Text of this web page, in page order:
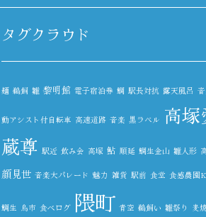
タグクラウド
麺 鵜飼 雛 黎明館 電子宿泊券 鯛 駅長対抗 露天風呂
動アシスト付自転車 高速道路 音楽 黒ラベル 高
蔵尊 駅近 飲み会 高塚 鮎 順延 鯛生金山 雛人形
顔見世 音楽大パレード 魅力 雑貨 駅前 食堂 食感農園
鯛生 鳥市 食べログ 隈町 青空 鵜飼い 雛祭り 麦